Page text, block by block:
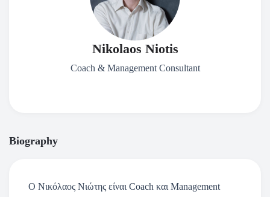
Nikolaos Niotis
Coach & Management Consultant
Biography
Ο Νικόλαος Νιώτης είναι Coach και Management